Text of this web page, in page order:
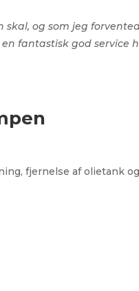
og som jeg
fantastisk god service
fjernelse af olietank